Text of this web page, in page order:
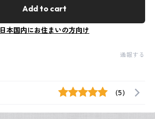
Add to cart
日本国内にお住まいの方向け
通報する
(5)